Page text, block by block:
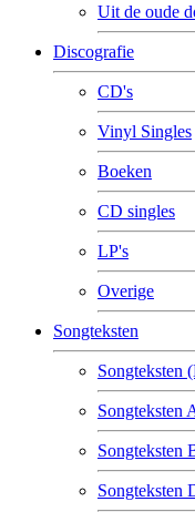
Uit de oude
Discografie
CD's
Vinyl Singles
Boeken
CD singles
LP's
Overige
Songteksten
Songteksten
Songteksten
Songteksten
Songteksten